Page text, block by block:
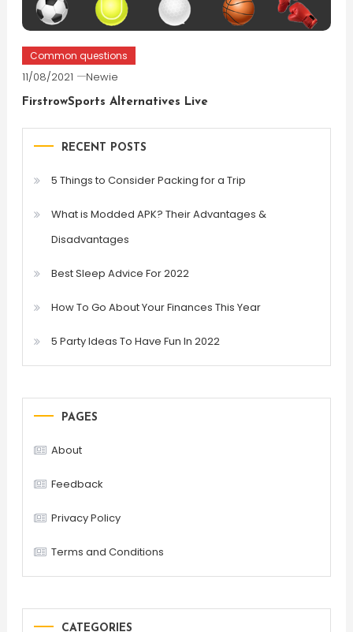
Common questions
11/08/2021 Newie
FirstrowSports Alternatives Live
RECENT POSTS
5 Things to Consider Packing for a Trip
What is Modded APK? Their Advantages &
Disadvantages
Best Sleep Advice For 2022
How To Go About Your Finances This Year
5 Party Ideas To Have Fun In 2022
PAGES
About
Feedback
Privacy Policy
Terms and Conditions
CATEGORIES